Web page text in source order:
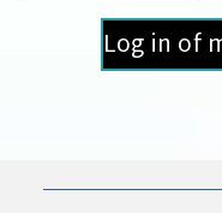
Log in of